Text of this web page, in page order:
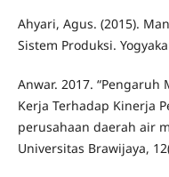
Ahyari, Agus. (2015).
Sistem Produksi.
Anwar. 2017.
Kerja Terhadap Kinerja
perusahaan daerah air
Universitas Brawijaya,